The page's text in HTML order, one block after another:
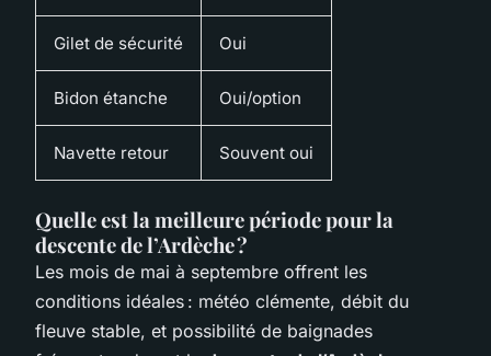
Gilet de sécurité Oui
Bidon étanche Oui/option
Navette retour Souvent oui
Quelle est la meilleure période pour la
descente de l’Ardèche ?
Les mois de mai à septembre offrent les
conditions idéales : météo clémente, débit du
fleuve stable, et possibilité de baignades